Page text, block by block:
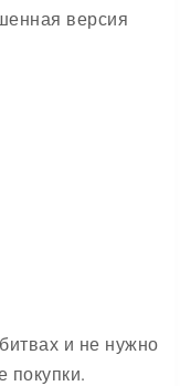
версия
и не нужно
покупки.